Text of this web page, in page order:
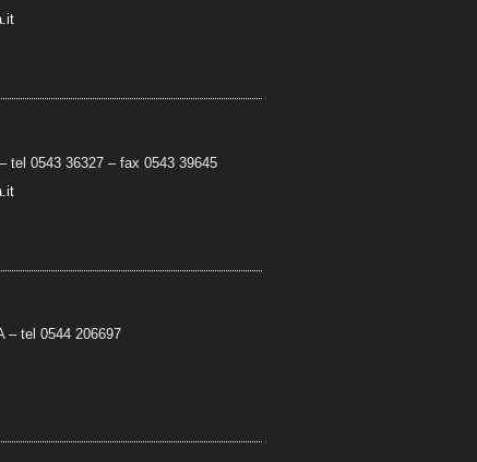
tel 0543 36327 – fax 0543 39645
– tel 0544 206697